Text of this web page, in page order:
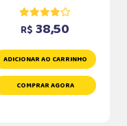
R$ 38,50
ADICIONAR AO CARRINHO
COMPRAR AGORA